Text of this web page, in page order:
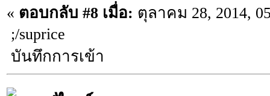
« ตอบกลับ #8 เมื่อ: ตุลาคม 28, 2014,
;/suprice
บันทึกการเข้า